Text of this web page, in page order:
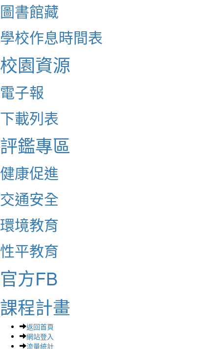
圖書館藏
學校作息時間表
校園資源
電子報
下載列表
評鑑專區
健康促進
交通安全
環境教育
性平教育
官方FB
課程計畫
返回首頁
網站登入
流量統計